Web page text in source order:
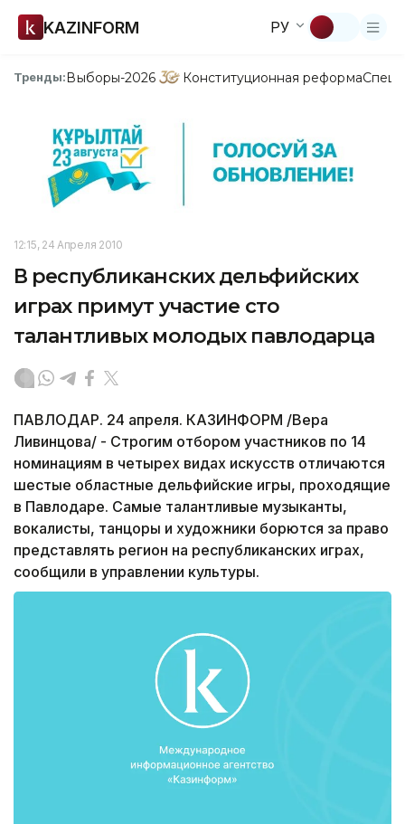
KAZINFORM РУ
Тренды:Выборы-2026 Конституционная реформа
12:15, 24 Апреля 2010
В республиканских дельфийских
играх примут участие сто
талантливых молодых павлодарца
ПАВЛОДАР. 24 апреля. КАЗИНФОРМ /Вера
Ливинцова/ - Строгим отбором участников по 14
номинациям в четырех видах искусств отличаются
шестые областные дельфийские игры, проходящие
в Павлодаре. Самые талантливые музыканты,
вокалисты, танцоры и художники борются за право
представлять регион на республиканских играх,
сообщили в управлении культуры.